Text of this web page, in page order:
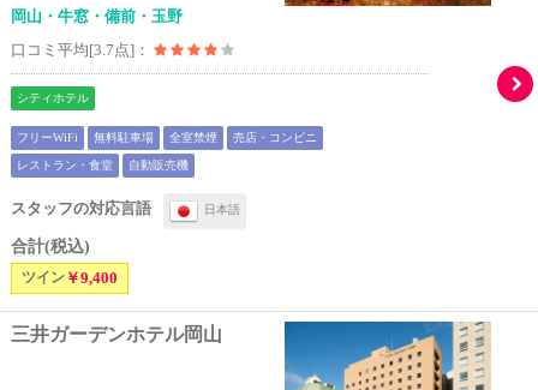
岡山・牛窓・備前・玉野
口コミ平均[3.7点]：
シティホテル
フリーWiFi 無料駐車場 全室禁煙 売店・コンビニ
レストラン・食堂 自動販売機
スタッフの対応言語 日本語
合計(税込)
ツイン￥9,400
三井ガーデンホテル岡山